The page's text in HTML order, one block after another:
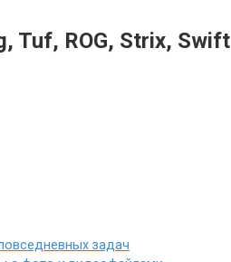
Tuf, ROG, Strix, Swift
задач